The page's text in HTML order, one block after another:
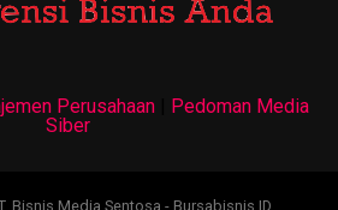
Perusahaan
Pedoman Media
Siber
Bisnis Media Sentosa - Bursabisnis.ID